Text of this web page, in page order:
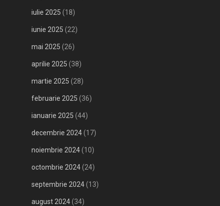
iulie 2025 (18)
iunie 2025 (22)
mai 2025 (26)
aprilie 2025 (38)
martie 2025 (28)
februarie 2025 (36)
ianuarie 2025 (44)
decembrie 2024(17)
noiembrie 2024(10)
octombrie 2024(24)
septembrie 2024(13)
august 2024(34)